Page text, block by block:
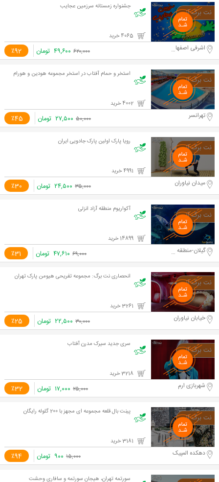
جشنواره زمستانه سرزمین عجایب
٪92 اشرفی اصفهانی ۶۲۰,۰۰۰ ۴۹,۶۰۰ تومان
استخر و حمام آفتاب در استخر مجموعه هودین و هورام
٪45 تهرانسر ۵۰,۰۰۰ ۲۷,۵۰۰ تومان
رویا پارک اولین پارک جادویی ایران
٪30 میدان نیاوران ۳۵,۰۰۰ ۲۴,۵۰۰ تومان
آکواریوم منطقه آزاد انزلی
٪31 گیلان-منطقه آزاد انزلی ۶۹,۰۰۰ ۴۷,۶۱۰ تومان
انحصاری نت برگ: مجموعه تفریحی هیومن پارک تهران
٪25 خیابان نیاوران ۳۰,۰۰۰ ۲۲,۵۰۰ تومان
سری جدید سیرک مدرن آفتاب
٪32 شهربازی ارم ۲۵,۰۰۰ ۱۷,۰۰۰ تومان
پینت بال قلعه مجموعه ای مجهز با 200 گلوله رایگان
٪94 دهکده المپیک ۱۵,۰۰۰ ۹۰۰ تومان
سورتمه تهران، هیجان سورتمه و سافاری وحشت